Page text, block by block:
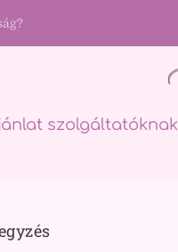
szolgáltatóknak